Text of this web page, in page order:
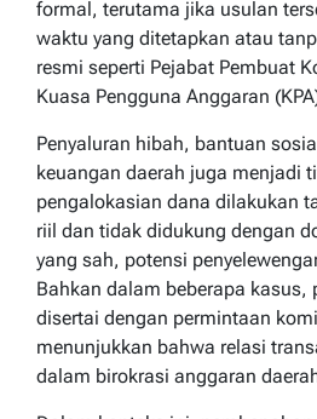
formal, terutama jika usulan
waktu yang ditetapkan atau
resmi seperti Pejabat Pembuat
Kuasa Pengguna Anggaran
Penyaluran hibah, bantuan
keuangan daerah juga menjadi
pengalokasian dana dilakukan
riil dan tidak didukung dengan
yang sah, potensi
Bahkan dalam beberapa kasus,
disertai dengan permintaan
menunjukkan bahwa relasi
dalam birokrasi anggaran